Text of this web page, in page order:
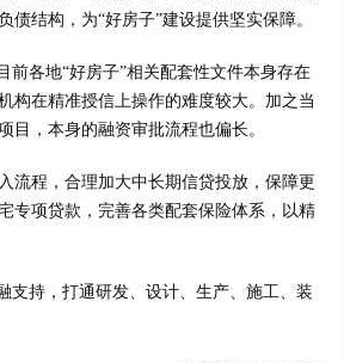
结构，为“好房子”建设提供坚实保障。
前各地“好房子”相关配套性文件本身存在
构在精准授信上操作的难度较大。加之当
，本身的融资审批流程也偏长。
流程，合理加大中长期信贷投放，保障更
专项贷款，完善各类配套保险体系，以精
支持，打通研发、设计、生产、施工、装